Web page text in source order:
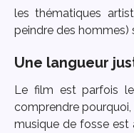
les thématiques
peindre des hommes)
Une langueur
Le film est parfois
comprendre pourquoi,
musique de fosse est